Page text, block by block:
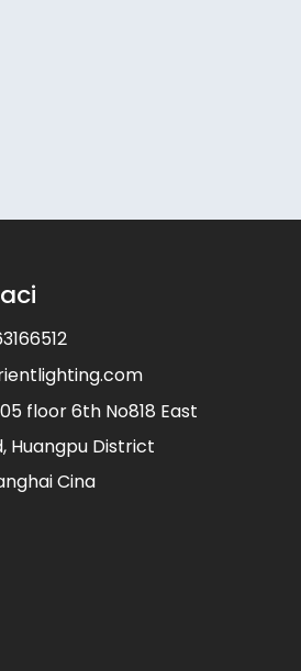
floor 6th No818 East
Huangpu District
Cina